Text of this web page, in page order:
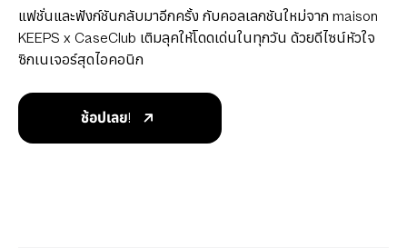
แฟชั่นและฟังก์ชันกลับมาอีกครั้ง กับคอลเลกชันใหม่จาก maison
KEEPS x CaseClub เติมลุคให้โดดเด่นในทุกวัน ด้วยดีไซน์หัวใจ
ซิกเนเจอร์สุดไอคอนิก
ช้อปเลย!